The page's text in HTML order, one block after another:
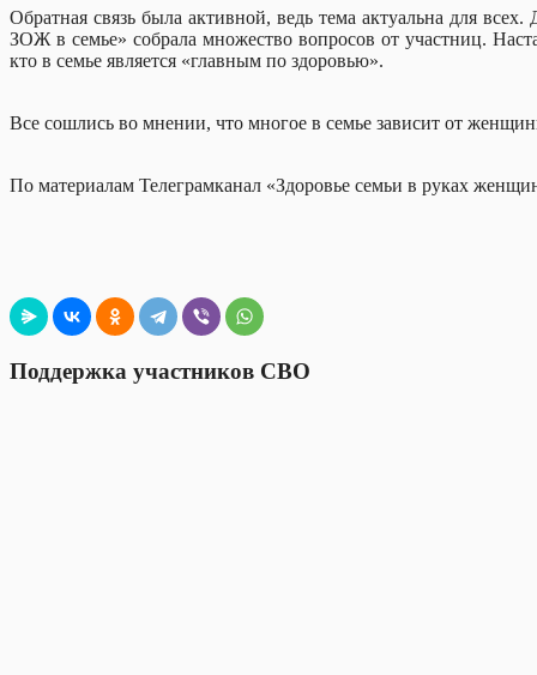
Обратная связь была активной, ведь тема актуальна для
ЗОЖ в семье» собрала множество вопросов от участниц.
кто в семье является «главным по здоровью».
Все сошлись во мнении, что многое в семье зависит от
По материалам Телеграмканал «Здоровье семьи в руках
Поддержка участников СВО